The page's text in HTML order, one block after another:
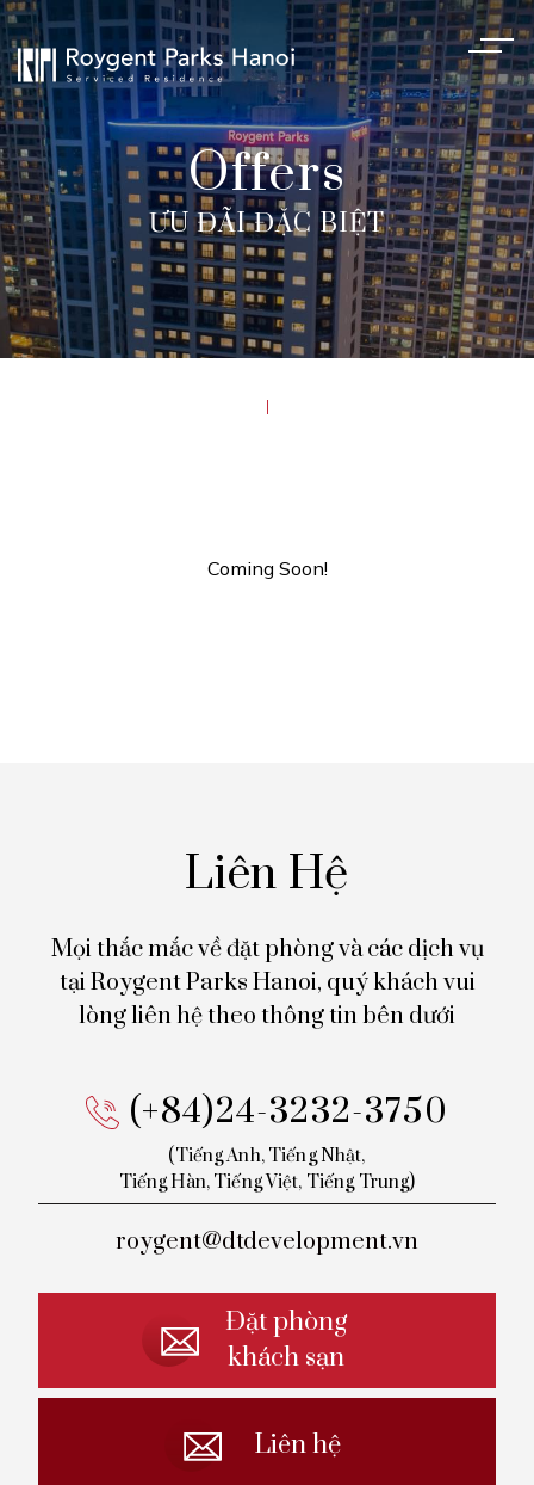
Offers
ƯU ĐÃI ĐẶC BIỆT
Coming Soon!
Liên Hệ
Mọi thắc mắc về đặt phòng và các dịch vụ
tại Roygent Parks Hanoi, quý khách vui
lòng liên hệ theo thông tin bên dưới
(+84)24-3232-3750
(Tiếng Anh, Tiếng Nhật,
TiếngHàn, Tiếng Việt, Tiếng Trung)
roygent@dtdevelopment.vn
Đặt phòng
khách sạn
Liên hệ